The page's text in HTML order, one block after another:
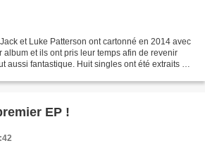
et Luke Patterson ont cartonné en 2014 avec
album et ils ont pris leur temps afin de revenir
aussi fantastique. Huit singles ont été extraits de
EP !